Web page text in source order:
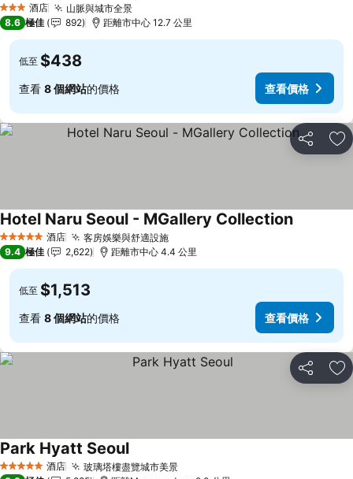
3 星級 酒店 山脈與城市全景
8.6 極佳 892 距離市中心 12.7 公里
低至 $438
查看 8 個網站的價格 查看價格
分享 放
5 星級 酒店 客房娛樂與舒適設施
Hotel Naru Seoul - MGallery Collection
9.4 極佳 2,622 距離市中心 4.4 公里
低至 $1,513
查看 8 個網站的價格 查看價格
分享 放
5 星級 酒店 玻璃塔樓盡覽城市美景
Park Hyatt Seoul